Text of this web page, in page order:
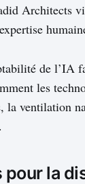
Architects
de l’IA
les
la ventilation
pour la